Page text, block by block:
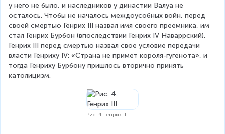
у него не было, и наследников у династии Валуа не
осталось. Чтобы не началось междоусобных войн, перед
своей смертью Генрих III назвал имя своего преемника, им
стал Генрих Бурбон (впоследствии Генрих IV Наваррский).
Генрих III перед смертью назвал свое условие передачи
власти Генриху IV: «Страна не примет короля-гугенота», и
тогда Генриху Бурбону пришлось вторично принять
католицизм.
Рис. 4. Генрих III